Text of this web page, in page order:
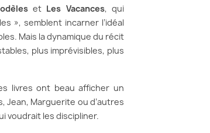
et Les Vacances, qui
», semblent incarner l’idéal
Mais la dynamique du récit
plus imprévisibles, plus
livres ont beau afficher un
Jean, Marguerite ou d’autres
voudrait les discipliner.